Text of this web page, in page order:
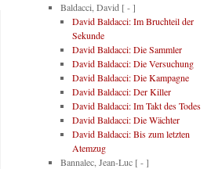
Baldacci, David [ - ]
David Baldacci: Im Bruchteil der
Sekunde
David Baldacci: Die Sammler
David Baldacci: Die Versuchung
David Baldacci: Die Kampagne
David Baldacci: Der Killer
David Baldacci: Im Takt des Todes
David Baldacci: Die Wächter
David Baldacci: Bis zum letzten
Atemzug
Bannalec, Jean-Luc [ - ]